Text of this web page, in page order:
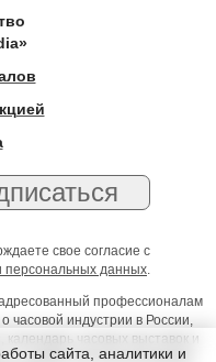
свое согласие с
персональных данных.
профессионалам
часовой индустрии в России,
часовых выставок и
профессиональный форум
сайта, аналитики и